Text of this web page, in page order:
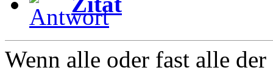
Wenn alle oder fast alle